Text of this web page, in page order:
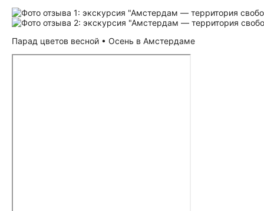
Парад цветов весной • Осень в Амстердаме